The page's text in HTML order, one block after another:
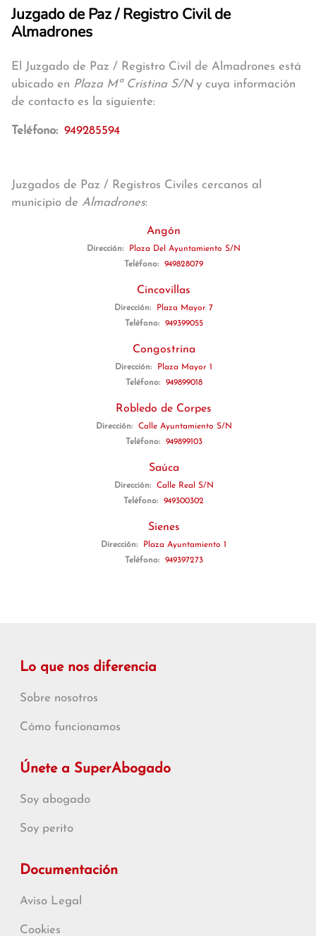
Juzgado de Paz / Registro Civil de
Almadrones
El Juzgado de Paz / Registro Civil de Almadrones está
ubicado en Plaza Mª Cristina S/Ny cuya información
de contacto es la siguiente:
Teléfono: 949285594
Juzgados de Paz / Registros Civiles cercanos al
municipio de Almadrones:
Angón
Dirección:
Plaza Del Ayuntamiento S/N
Teléfono:
949828079
Cincovillas
Dirección:
Plaza Mayor 7
Teléfono:
949399055
Congostrina
Dirección:
Plaza Mayor 1
Teléfono:
949899018
Robledo de Corpes
Dirección:
Calle Ayuntamiento S/N
Teléfono:
949899103
Saúca
Dirección:
Calle Real S/N
Teléfono:
949300302
Sienes
Dirección:
Plaza Ayuntamiento 1
Teléfono:
949397273
Lo que nos diferencia
Sobre nosotros
Cómo funcionamos
Únete a SuperAbogado
Soy abogado
Soy perito
Documentación
Aviso Legal
Cookies